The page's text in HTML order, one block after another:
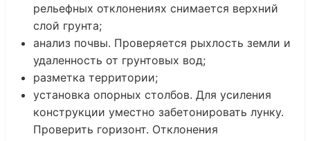
рельефных отклонениях снимается верхний
слой грунта;
анализ почвы. Проверяется рыхлость земли и
удаленность от грунтовых вод;
разметка территории;
установка опорных столбов. Для усиления
конструкции уместно забетонировать лунку.
Проверить горизонт. Отклонения